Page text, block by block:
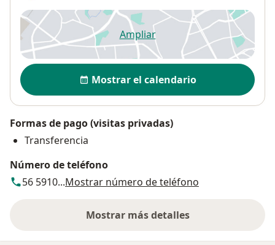
Ampliarse abre en una nueva
Disponibilidad
Mostrar el calendario
Formas de pago (visitas privadas)
Transferencia
Número de teléfono
56 5910...Mostrar número de teléfono
Mostrar más detalles
sobre la dirección